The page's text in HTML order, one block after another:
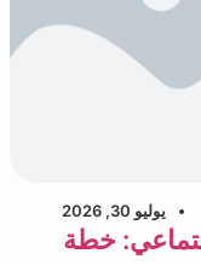
يوليو 30, 2026
خطة